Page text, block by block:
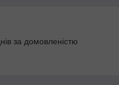
за домовленістю